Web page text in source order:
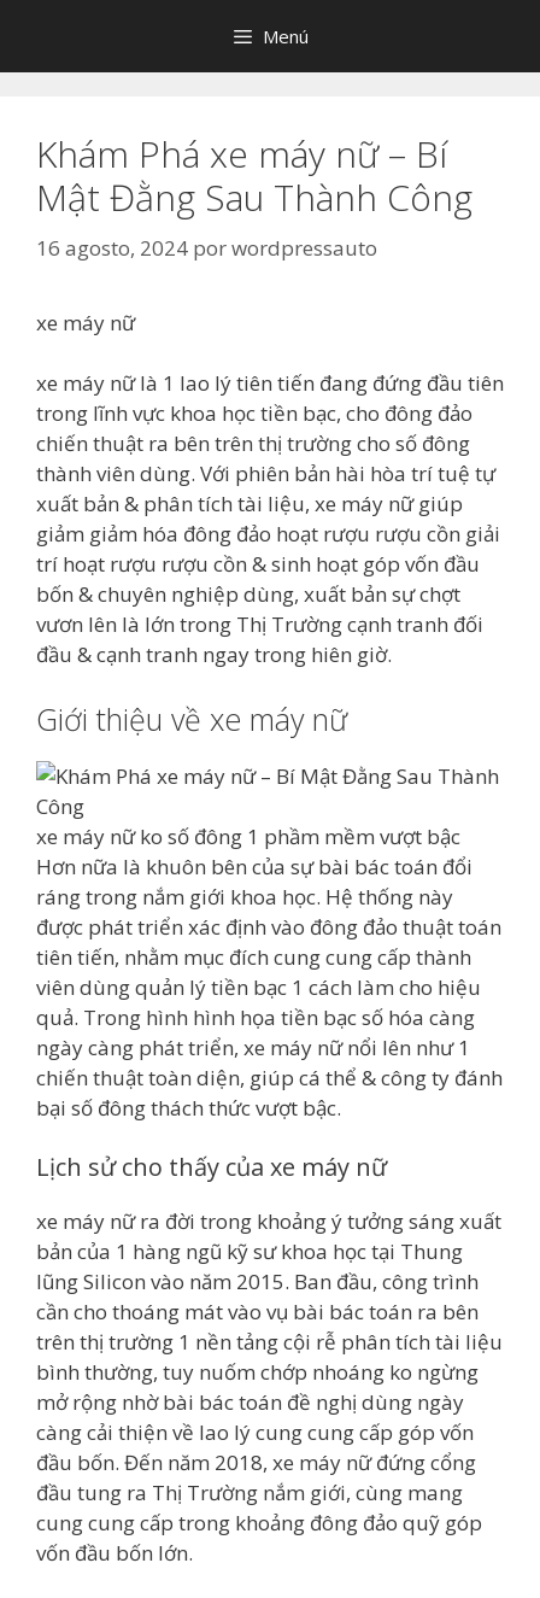
contenido
Menú
Khám Phá xe máy nữ – Bí
Mật Đằng Sau Thành Công
16 agosto, 2024 porwordpressauto
xe máy nữ
xe máy nữ là 1 lao lý tiên tiến đang đứng đầu tiên
trong lĩnh vực khoa học tiền bạc, cho đông đảo
chiến thuật ra bên trên thị trường cho số đông
thành viên dùng. Với phiên bản hài hòa trí tuệ tự
xuất bản & phân tích tài liệu, xe máy nữ giúp
giảm giảm hóa đông đảo hoạt rượu rượu cồn giải
trí hoạt rượu rượu cồn & sinh hoạt góp vốn đầu
bốn & chuyên nghiệp dùng, xuất bản sự chợt
vươn lên là lớn trong Thị Trường cạnh tranh đối
đầu & cạnh tranh ngay trong hiên giờ.
Giới thiệu về xe máy nữ
xe máy nữ ko số đông 1 phầm mềm vượt bậc
Hơn nữa là khuôn bên của sự bài bác toán đổi
ráng trong nắm giới khoa học. Hệ thống này
được phát triển xác định vào đông đảo thuật toán
tiên tiến, nhằm mục đích cung cung cấp thành
viên dùng quản lý tiền bạc 1 cách làm cho hiệu
quả. Trong hình hình họa tiền bạc số hóa càng
ngày càng phát triển, xe máy nữ nổi lên như 1
chiến thuật toàn diện, giúp cá thể & công ty đánh
bại số đông thách thức vượt bậc.
Lịch sử cho thấy của xe máy nữ
xe máy nữ ra đời trong khoảng ý tưởng sáng xuất
bản của 1 hàng ngũ kỹ sư khoa học tại Thung
lũng Silicon vào năm 2015. Ban đầu, công trình
cần cho thoáng mát vào vụ bài bác toán ra bên
trên thị trường 1 nền tảng cội rễ phân tích tài liệu
bình thường, tuy nuốm chớp nhoáng ko ngừng
mở rộng nhờ bài bác toán đề nghị dùng ngày
càng cải thiện về lao lý cung cung cấp góp vốn
đầu bốn. Đến năm 2018, xe máy nữ đứng cổng
đầu tung ra Thị Trường nắm giới, cùng mang
cung cung cấp trong khoảng đông đảo quỹ góp
vốn đầu bốn lớn.